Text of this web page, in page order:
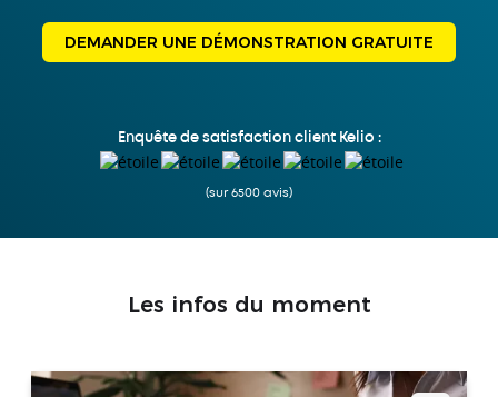
DEMANDER UNE DÉMONSTRATION GRATUITE
Enquête de satisfaction client Kelio :
(sur 6500 avis)
Les infos du moment